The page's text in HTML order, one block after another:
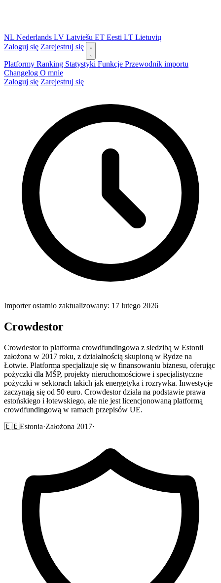
NL Nederlands LV Latviešu ET Eesti LT Lietuvių
Zaloguj się Zarejestruj się
Platformy Ranking Statystyki Funkcje Przewodnik importu
Changelog O mnie
Zaloguj się Zarejestruj się
Importer ostatnio zaktualizowany: 17 lutego 2026
Crowdestor
Crowdestor to platforma crowdfundingowa z siedzibą w Estonii
założona w 2017 roku, z działalnością skupioną w Rydze na
Łotwie. Platforma specjalizuje się w finansowaniu biznesu, oferując
pożyczki dla MŚP, projekty nieruchomościowe i specjalistyczne
pożyczki w sektorach takich jak energetyka i rozrywka. Inwestycje
zaczynają się od 50 euro. Crowdestor działa na podstawie prawa
estońskiego i łotewskiego, ale nie jest licencjonowaną platformą
crowdfundingową w ramach przepisów UE.
🇪🇪Estonia·Założona 2017·